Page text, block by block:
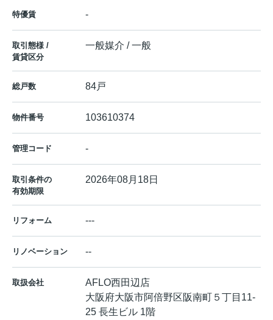
特優賃 -
取引態様 /
賃貸区分
一般媒介 / 一般
総戸数 84戸
物件番号 103610374
管理コード -
取引条件の
有効期限
2026年08月18日
リフォーム ---
リノベーション --
取扱会社
AFLO西田辺店
大阪府大阪市阿倍野区阪南町５丁目11-
25 長生ビル 1階